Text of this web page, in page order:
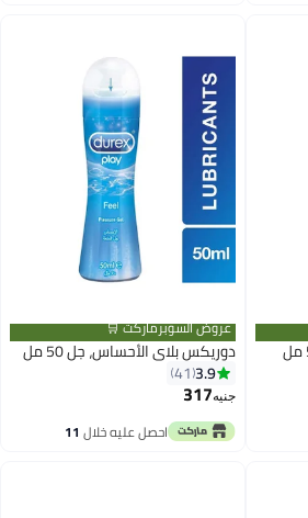
عروض السوبرماركت 🛒
دوريكس بلاي الأحساس، جل 50 مل
3.9
41
جنيه317
احصل عليه خلال 11